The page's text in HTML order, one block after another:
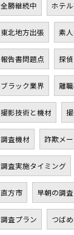
全勝継続中 ホテ
東北地方出張 素
報告書問題点 探
ブラック業界 離
撮影技術と機材
調査機材 詐欺メ
調査実施タイミング
直方市 早朝の調査
調査プラン つば